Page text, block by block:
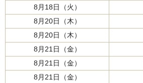
8月18日（火）
8月20日（木）
8月20日（木）
8月21日（金）
8月21日（金）
8月21日（金）